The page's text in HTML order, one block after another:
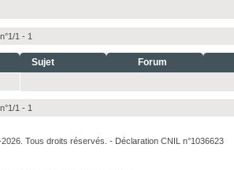
1 - 1
Sujet Forum
1 - 1
Tous droits réservés. - Déclaration CNIL n°1036623